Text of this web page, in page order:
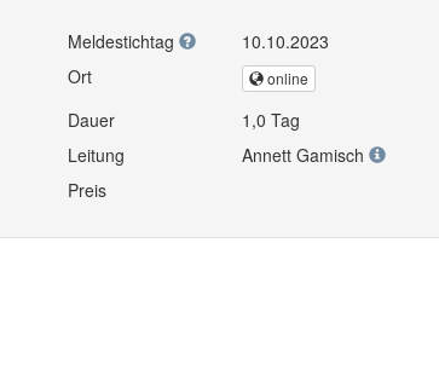
Meldestichtag
10.10.2023
Ort
online
Dauer
1,0 Tag
Leitung
Annett Gamisch
Preis